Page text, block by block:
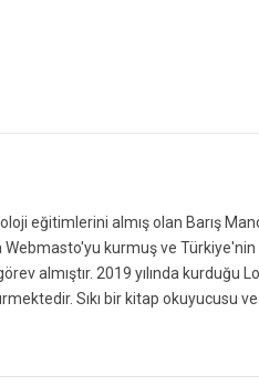
eğitimlerini almış olan Barış
Webmasto'yu kurmuş ve
almıştır. 2019 yılında
Sıkı bir kitap okuyucusu